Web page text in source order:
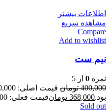
اطلاعات بیشتر
مشاهده سریع
Compare
Add to wishlist
نیم ست
نمره 0 از 5
400,000 تومان
بود.368,000 تومانقیمت فعلی: 368,000 تومان.
Sold out